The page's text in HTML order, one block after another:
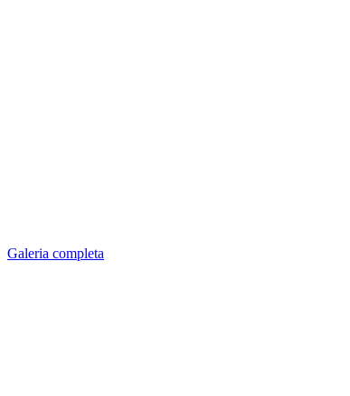
Galeria completa